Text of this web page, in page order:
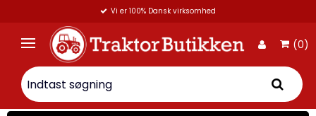
Vi er 100% Dansk virksomhed
(0)